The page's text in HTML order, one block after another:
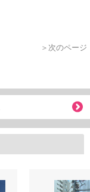
＞次のページ